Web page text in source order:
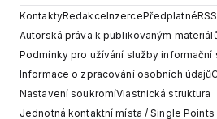
KontaktyRedakceInzercePředplatnéRSS
Autorská práva k publikovaným
Podmínky pro užívání služby informační
Informace o zpracování osobních údajů
Nastavení soukromíVlastnická struktura
Jednotná kontaktní místa / Single